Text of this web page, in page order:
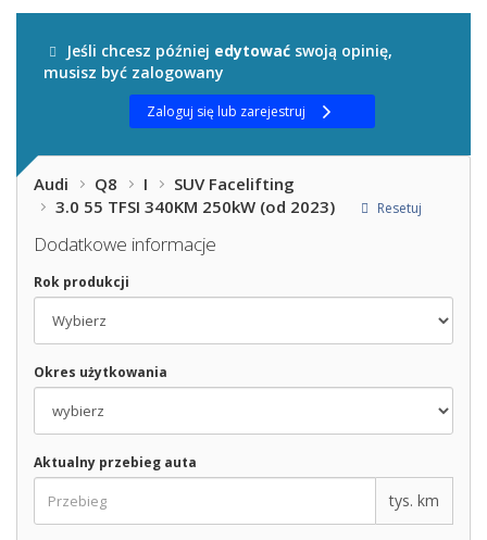
Jeśli chcesz później edytowaćswoją opinię,
musisz być zalogowany
Zaloguj się lub zarejestruj
Audi Q8 I
SUV Facelifting
3.0 55 TFSI 340KM 250kW (od 2023)
Resetuj
Dodatkowe informacje
Rok produkcji
Okres użytkowania
Aktualny przebieg auta
tys. km